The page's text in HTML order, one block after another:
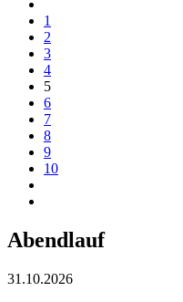
1
2
3
4
5
6
7
8
9
10
Abendlauf
31.10.2026